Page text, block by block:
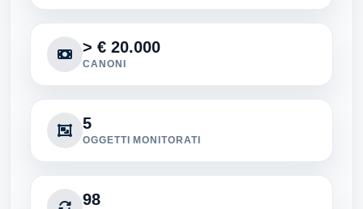
> € 20.000
CANONI
5
OGGETTI MONITORATI
98